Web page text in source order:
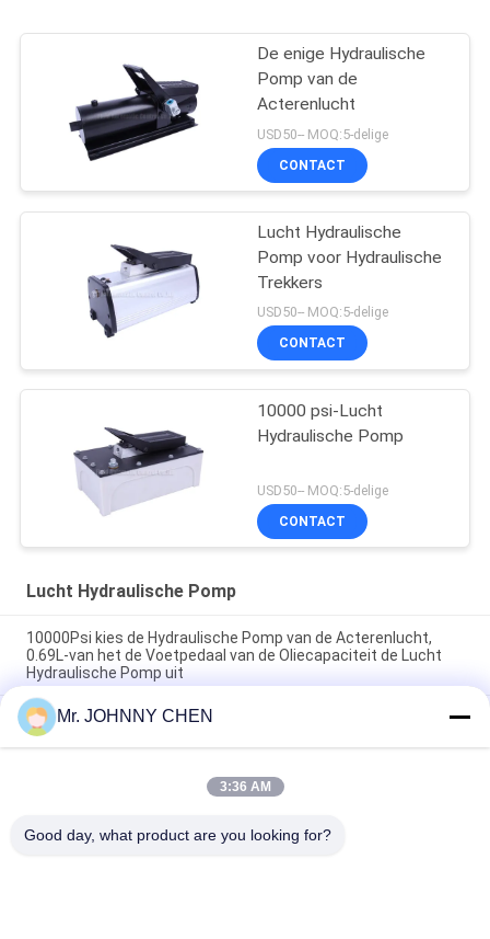
De enige Hydraulische
Pomp van de
Acterenlucht
USD50-- MOQ:5-delige
CONTACT
Lucht Hydraulische
Pomp voor Hydraulische
Trekkers
USD50-- MOQ:5-delige
CONTACT
10000 psi-Lucht
Hydraulische Pomp
USD50-- MOQ:5-delige
CONTACT
Lucht Hydraulische Pomp
10000Psi kies de Hydraulische Pomp van de Acterenlucht,
0.69L-van het de Voetpedaal van de Oliecapaciteit de Lucht
Hydraulische Pomp uit
1.7L van de de Werkende Druk70mpa Lucht van de
oliecapaciteit de Hydraulische Pomp voor Hydraulische
Rammen
3.2L kiest de Draagbare de Lucht Hydraulische Pomp 3/8-
Mr. JOHNNY CHEN
3:36 AM
Good day, what product are you looking for?